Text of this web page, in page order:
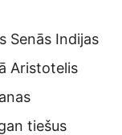
Senās Indijas
Aristotelis
tiešus